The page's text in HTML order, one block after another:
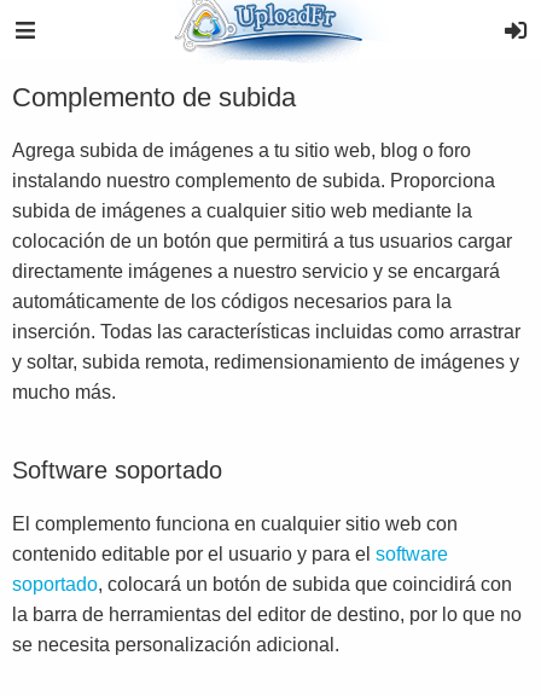
Complemento de subida
Agrega subida de imágenes a tu sitio web, blog o foro
instalando nuestro complemento de subida. Proporciona
subida de imágenes a cualquier sitio web mediante la
colocación de un botón que permitirá a tus usuarios cargar
directamente imágenes a nuestro servicio y se encargará
automáticamente de los códigos necesarios para la
inserción. Todas las características incluidas como arrastrar
y soltar, subida remota, redimensionamiento de imágenes y
mucho más.
Software soportado
El complemento funciona en cualquier sitio web con
contenido editable por el usuario y para el software
soportado, colocará un botón de subida que coincidirá con
la barra de herramientas del editor de destino, por lo que no
se necesita personalización adicional.